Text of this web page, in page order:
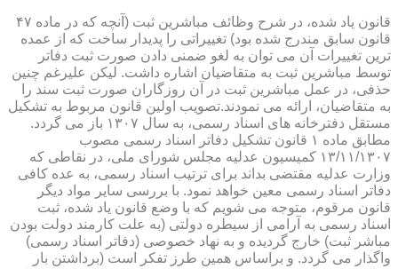
قانون یاد شده، در شرح وظائف مباشرین ثبت (آنچه كه در ماده ۴۷
قانون سابق مندرج شده بود) تغییراتی را پدیدار ساخت كه از عمده
ترین تغییرات آن می توان به لغو ضمنی دادن صورت ثبت دفاتر
توسط مباشرین ثبت به متقاضیان اشاره داشت. لیكن علیرغم چنین
حذفی، در عمل مباشرین ثبت در آن روزگاران صورت ثبت سند را
به متقاضیان، ارائه می نمودند.تصویب اولین قانون مربوط به تشكیل
مستقل دفترخانه های اسناد رسمی، به سال ۱۳۰۷ باز می گردد.
مطابق ماده ۱ قانون تشكیل دفاتر اسناد رسمی مصوب
۱۳/۱۱/۱۳۰۷ كمیسیون عدلیه مجلس شورای ملی، در نقاطی كه
وزارت عدلیه مقتضی بداند برای ترتیب اسناد رسمی، به عده كافی
دفاتر اسناد رسمی معین خواهد نمود. با بررسی سایر مواد دیگر
قانون مرقوم، متوجه می شویم كه با وضع قانون یاد شده، ثبت
اسناد رسمی به آرامی از سیطره دولتی (به علت كارمند دولت بودن
مباشر ثبت) خارج گردیده و به نهاد خصوصی (دفاتر اسناد رسمی)
واگذار می گردد. و براساس همین طرز تفكر است (برداشتن بار